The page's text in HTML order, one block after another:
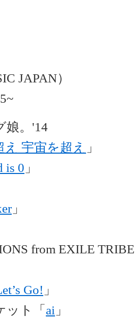
JAPAN）
娘。'14
え 宇宙を超え
」
is 0 」
」
from EXILE TRIBE
Go! 」
ット「 ai 」